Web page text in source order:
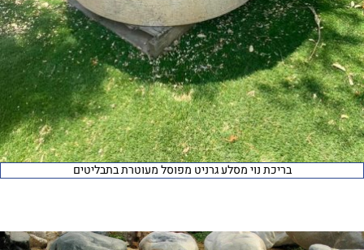
בריכת נוי מסלע גרניט מפוסל מעוטרת בתבליטים